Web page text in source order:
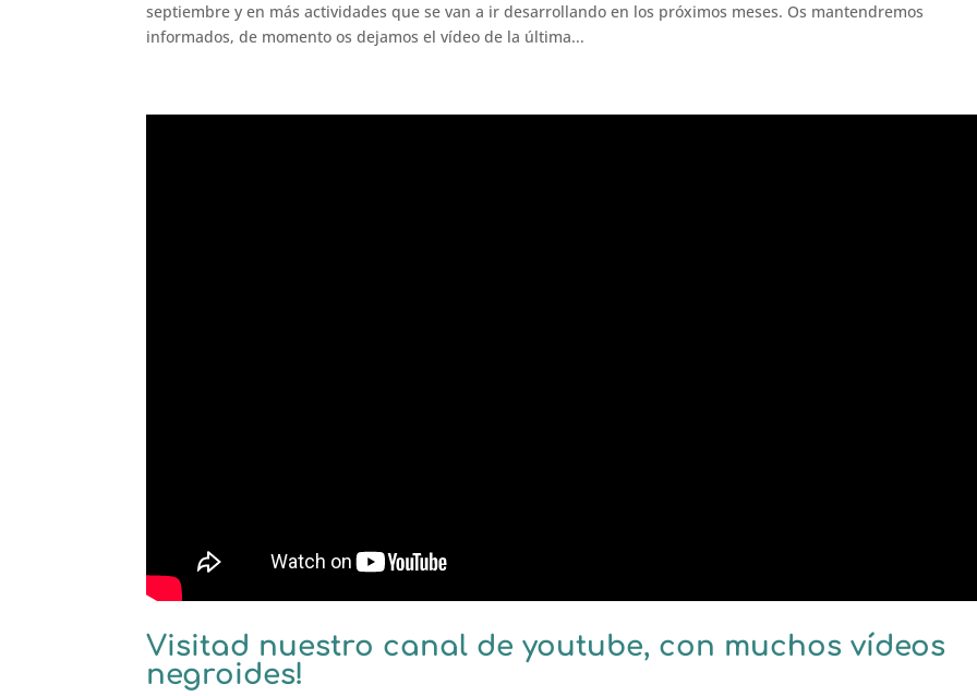
septiembre y en más actividades que se van a ir desarrollando en los próximos meses. Os mantendremos
informados, de momento os dejamos el vídeo de la última...
Visitad nuestro canal de youtube, con muchos vídeos
negroides!